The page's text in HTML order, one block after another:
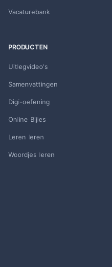
Vacaturebank
PRODUCTEN
Uitlegvideo's
Samenvattingen
Digi-oefening
Online Bijles
Leren leren
Woordjes leren